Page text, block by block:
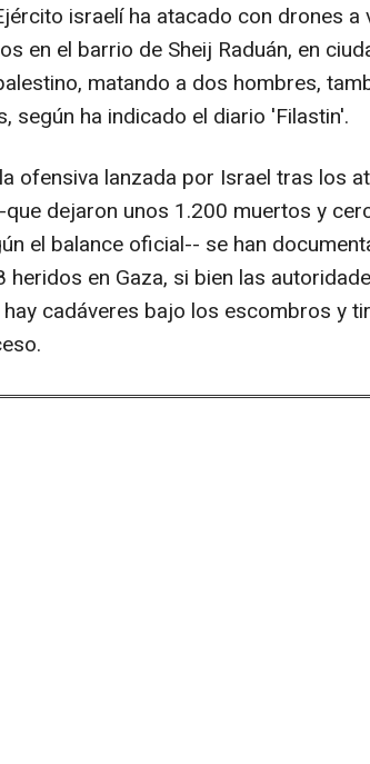
israelí ha atacado con drones
en el barrio de Sheij Raduán, en
matando a dos hombres,
según ha indicado el diario 'Filastin'.
ofensiva lanzada por Israel tras los
dejaron unos 1.200 muertos y
el balance oficial-- se han
heridos en Gaza, si bien las
cadáveres bajo los escombros y